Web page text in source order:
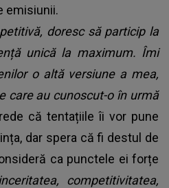
emisiunii.
doresc să particip la
unică la maximum. Îmi
o altă versiune a mea,
care au cunoscut-o în urmă
că tentațiile îi vor pune
dar spera că fi destul de
ca punctele ei forțe
competitivitatea,